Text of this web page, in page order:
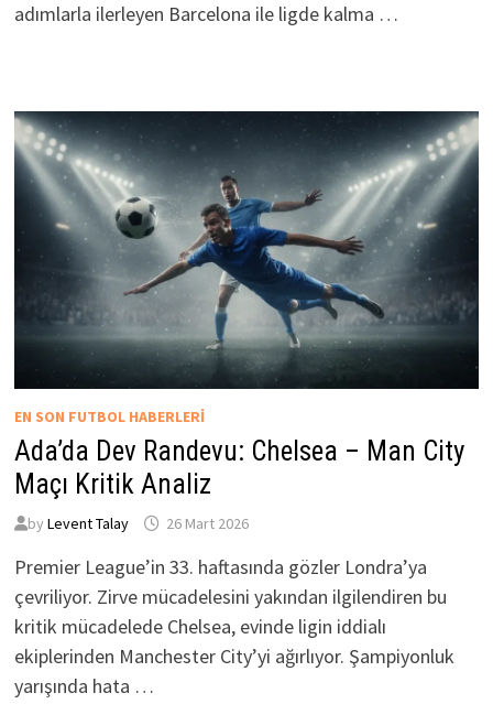
adımlarla ilerleyen Barcelona ile ligde kalma …
EN SON FUTBOL HABERLERI
Ada’da Dev Randevu: Chelsea – Man City
Maçı Kritik Analiz
by Levent Talay 26 Mart 2026
Premier League’in 33. haftasında gözler Londra’ya
çevriliyor. Zirve mücadelesini yakından ilgilendiren bu
kritik mücadelede Chelsea, evinde ligin iddialı
ekiplerinden Manchester City’yi ağırlıyor. Şampiyonluk
yarışında hata …